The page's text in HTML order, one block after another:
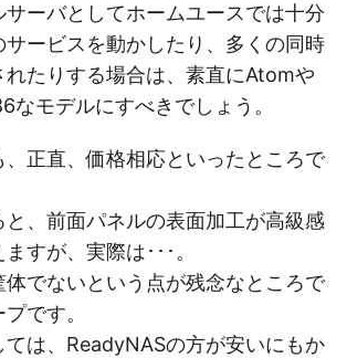
ーバとしてホームユースでは十分
サービスを動かしたり、多くの同時
れたりする場合は、素直にAtomや
なモデルにすべきでしょう。
正直、価格相応といったところで
、前面パネルの表面加工が高級感
すが、実際は･･･。
体でないという点が残念なところで
です。
は、ReadyNASの方が安いにもか